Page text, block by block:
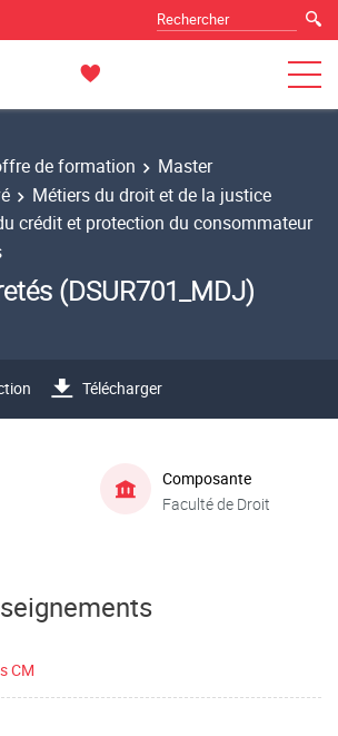
de formation
Master
Métiers du droit et de la justice
crédit et protection du consommateur
(DSUR701_MDJ)
Télécharger
Composante
Faculté de Droit
CM